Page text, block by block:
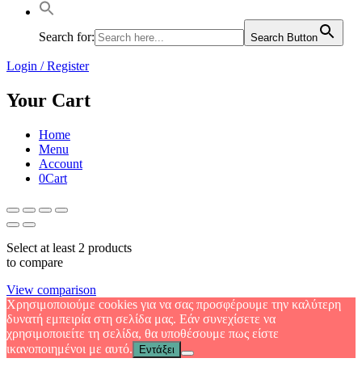
Search for: Search Button
Login / Register
Your Cart
Home
Menu
Account
0Cart
Select at least 2 products
to compare
View comparison
Χρησιμοποιούμε cookies για να σας προσφέρουμε την καλύτερη
δυνατή εμπειρία στη σελίδα μας. Εάν συνεχίσετε να
χρησιμοποιείτε τη σελίδα, θα υποθέσουμε πως είστε
ικανοποιημένοι με αυτό.
Εντάξει